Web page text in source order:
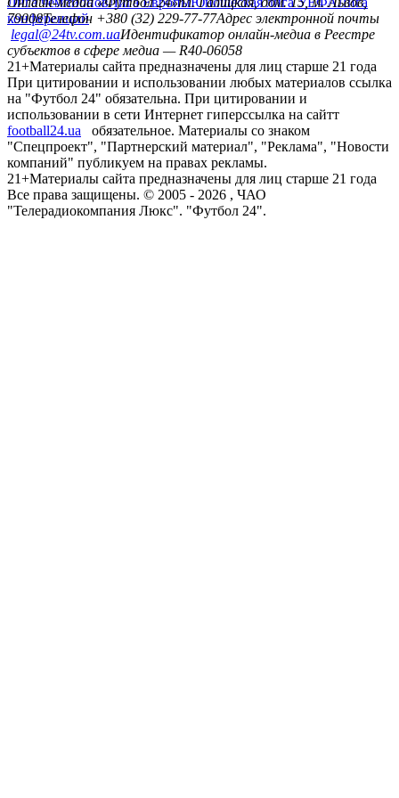
конференций
79008Телефон +380 (32) 229-77-77Адрес электронной почты
legal@24tv.com.uaИдентификатор онлайн-медиа в Реестре
субъектов в сфере медиа — R40-06058
21+Материалы сайта предназначены для лиц старше 21 года
При цитировании и использовании любых материалов ссылка
на "Футбол 24" обязательна. При цитировании и
использовании в сети Интернет гиперссылка на сайтт
football24.ua
обязательное. Материалы со знаком
"Спецпроект", "Партнерский материал", "Реклама", "Новости
компаний" публикуем на правах рекламы.
21+Материалы сайта предназначены для лиц старше 21 года
Все права защищены. © 2005 - 2026 , ЧАО
"Телерадиокомпания Люкс". "Футбол 24".